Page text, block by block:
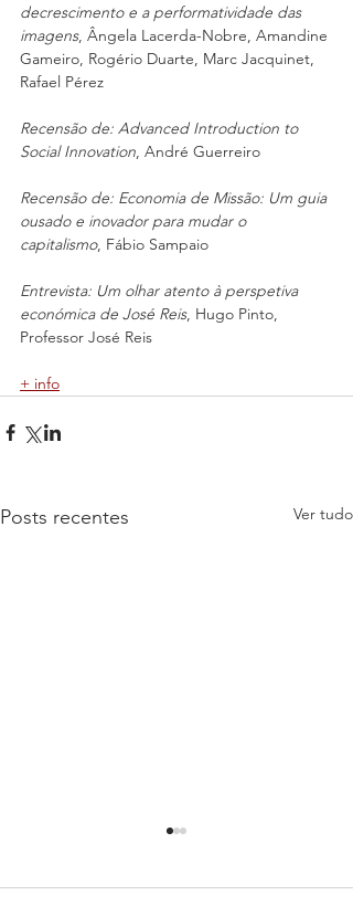
decrescimento e a performatividade das
imagens, Ângela Lacerda-Nobre, Amandine
Gameiro, Rogério Duarte, Marc Jacquinet,
Rafael Pérez
Recensão de: Advanced Introduction to
Social Innovation, André Guerreiro
Recensão de: Economia de Missão: Um guia
ousado e inovador para mudar o
capitalismo, Fábio Sampaio
Entrevista: Um olhar atento à perspetiva
económica de José Reis, Hugo Pinto,
Professor José Reis
+ info
Posts recentes Ver tudo